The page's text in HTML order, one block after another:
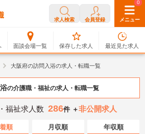
求人検索 会員登録 メニュー
面談会場一覧
0
保存した求人
0
最近見た求人
大阪府の訪問入浴の求人・転職一覧
の介護職・福祉の求人・転職一覧
福祉求人数 286件 ＋非公開求人
順 月収順 年収順